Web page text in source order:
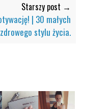
Starszy post →
| 30 małych
stylu życia.